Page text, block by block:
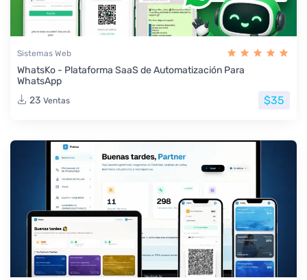
Sistemas Web
WhatsKo - Plataforma SaaS de Automatización Para
WhatsApp
23 Ventas $35